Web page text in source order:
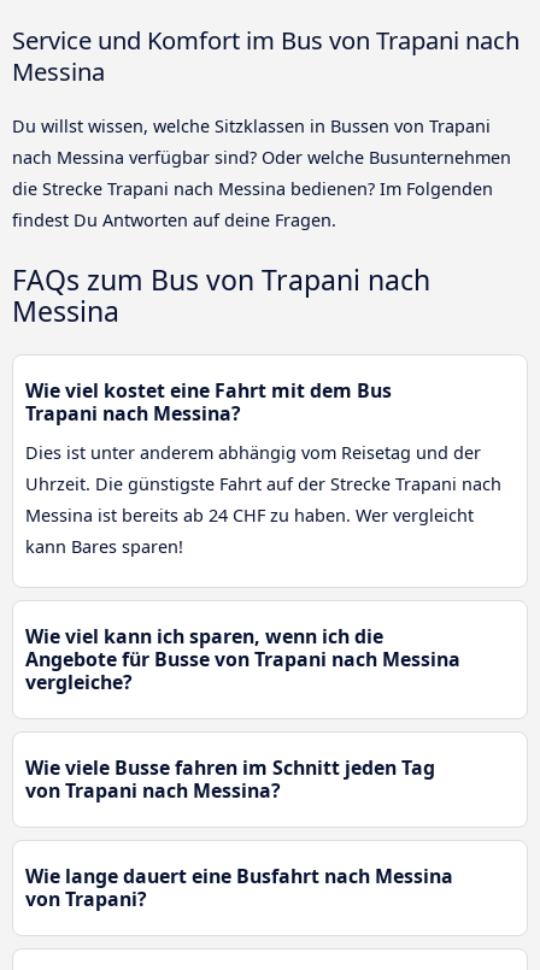
Service und Komfort im Bus von Trapani nach
Messina
Du willst wissen, welche Sitzklassen in Bussen von Trapani
nach Messina verfügbar sind? Oder welche Busunternehmen
die Strecke Trapani nach Messina bedienen? Im Folgenden
findest Du Antworten auf deine Fragen.
FAQs zum Bus von Trapani nach
Messina
Wie viel kostet eine Fahrt mit dem Bus
Trapani nach Messina?
Dies ist unter anderem abhängig vom Reisetag und der
Uhrzeit. Die günstigste Fahrt auf der Strecke Trapani nach
Messina ist bereits ab 24 CHF zu haben. Wer vergleicht
kann Bares sparen!
Wie viel kann ich sparen, wenn ich die
Angebote für Busse von Trapani nach Messina
vergleiche?
Wie viele Busse fahren im Schnitt jeden Tag
von Trapani nach Messina?
Wie lange dauert eine Busfahrt nach Messina
von Trapani?